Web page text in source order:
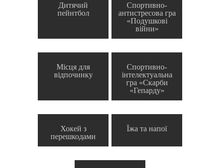
Дитячий
пейнтбол
Спортивно-
антистресова гра
«Подушкові
війни»
Місця для
відпочинку
Спортивно-
інтелектуальна
гра «Скарби
«Гепарду»
Хокей з
перешкодами
Їжа та напої